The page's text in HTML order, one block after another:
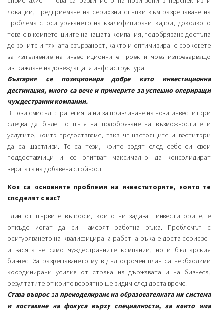
локации, предприемане на сериозни стъпки към разрешаване на
проблема с осигуряването на квалифицирани кадри, доколкото
това е в компетенциите на нашата компания, подобряване достъпа
до зоните и тяхната свързаност, както и оптимизиране сроковете
за изпълнение на инвестиционните проекти чрез изпреварващо
изграждане на довеждащата инфраструктура.
България се позиционира добре като инвестиционна
дестинация, много са вече и примерите за успешно опериращи
чуждестранни компании.
В този смисъл стратегията ни за привличане на нови инвеститори
следва да бъде по пътя на подобряване на възможностите и
услугите, които предоставяме, така че настоящите инвеститори
да са щастливи. Те са тези, които водят след себе си свои
поддоставчици и се опитват максимално да консолидират
веригата на добавена стойност.
Кои са основните проблеми на инвеститорите, които те
споделят с вас?
Един от първите въпроси, които ни задават инвеститорите, е
откъде могат да си намерят работна ръка. Проблемът с
осигуряването на квалифицирана работна ръка е доста сериозен
и засяга не само чуждестранните компании, но и българския
бизнес. За разрешаването му в дългосрочен план са необходими
координирани усилия от страна на държавата и на бизнеса,
резултатите от които вероятно ще видим след доста време.
Става въпрос за премоделиране на образователната ни система
и поставяне на фокуса върху специалности, за които има